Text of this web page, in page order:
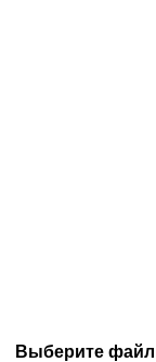
Выберите файл